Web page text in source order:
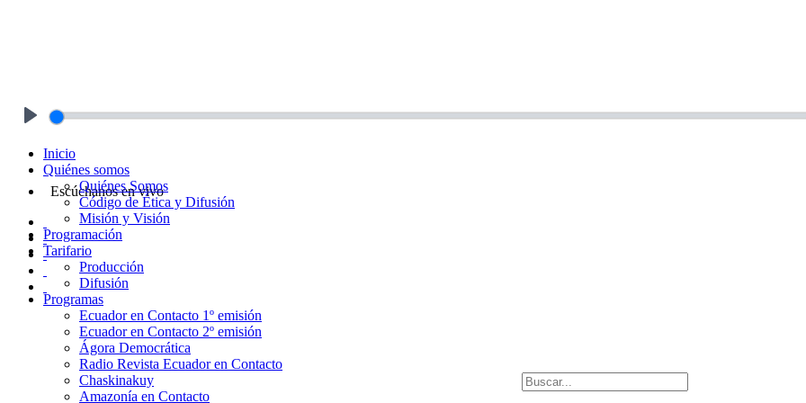
Escúchanos en vivo
Inicio
Quiénes somos
Quiénes Somos
Código de Ética y Difusión
Misión y Visión
Programación
Tarifario
Producción
Difusión
Programas
Ecuador en Contacto 1º emisión
Ecuador en Contacto 2º emisión
Ágora Democrática
Radio Revista Ecuador en Contacto
Chaskinakuy
Amazonía en Contacto